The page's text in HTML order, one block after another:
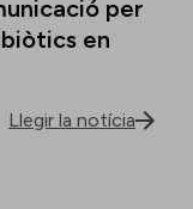
per
en
Llegir la notícia